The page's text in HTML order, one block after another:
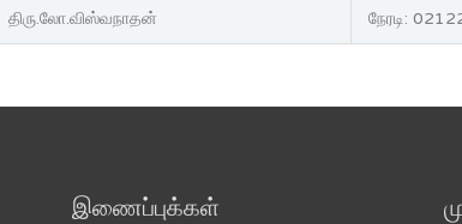
திரு.லோ.விஸ்வநாதன் நேரடி:
இணைப்புக்கள்